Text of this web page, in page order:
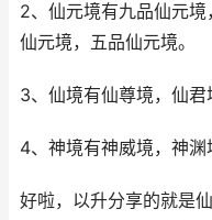
2、仙元境有九品仙元
仙元境，五品仙元境。
3、仙境有仙尊境，仙君
4、神境有神威境，神渊
好啦，以升分享的就是